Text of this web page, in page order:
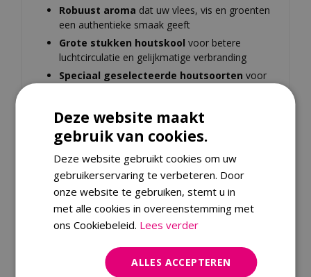
Robuust aroma dat uw vlees, vis en groenten
een authentieke smaak geeft
Grote stukken houtskool voor betere
luchtcirculatie en gelijkmatige verbranding
Speciaal geselecteerde houtsoorten voor
chemicaliën of bindmiddelen
Specificaties
Deze website maakt
gebruik van cookies.
Deze website gebruikt cookies om uw
gebruikerservaring te verbeteren. Door
onze website te gebruiken, stemt u in
met alle cookies in overeenstemming met
ons Cookiebeleid. Lees verder
ALLES ACCEPTEREN